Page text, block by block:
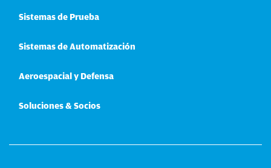
Sistemas de Prueba
Sistemas de Automatización
Aeroespacial y Defensa
Soluciones & Socios